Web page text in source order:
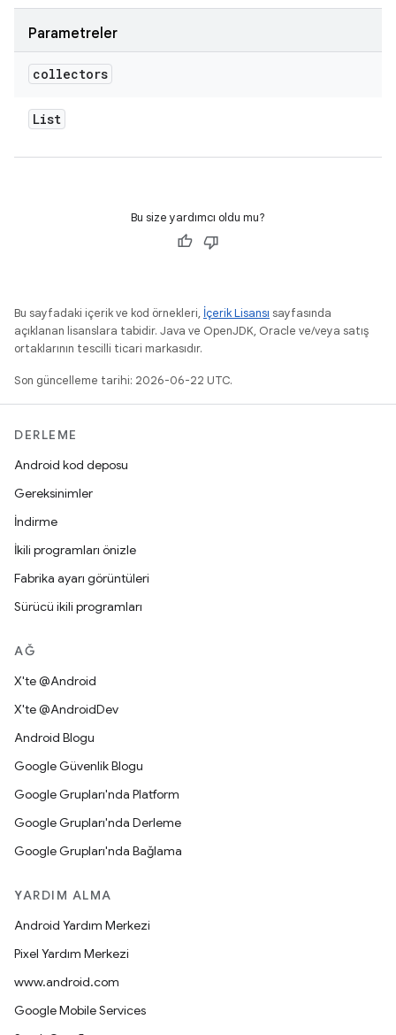
Parametreler
collectors
List
Bu size yardımcı oldu mu?
Bu sayfadaki içerik ve kod örnekleri, İçerik Lisansı sayfasında
açıklanan lisanslara tabidir. Java ve OpenJDK, Oracle ve/veya satış
ortaklarının tescilli ticari markasıdır.
Son güncelleme tarihi: 2026-06-22 UTC.
DERLEME
Android kod deposu
Gereksinimler
İndirme
İkili programları önizle
Fabrika ayarı görüntüleri
Sürücü ikili programları
AĞ
X'te @Android
X'te @AndroidDev
Android Blogu
Google Güvenlik Blogu
Google Grupları'nda Platform
Google Grupları'nda Derleme
Google Grupları'nda Bağlama
YARDIM ALMA
Android Yardım Merkezi
Pixel Yardım Merkezi
www.android.com
Google Mobile Services